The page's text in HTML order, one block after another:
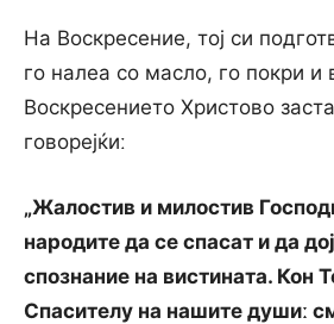
На Воскресение, тој си
го налеа со масло, го покри и
Воскресението Христово
говорејќиː
„Жалостив и милостив
народите да се спасат и да
спознание на вистината. Кон
Спасителу на нашите душиː